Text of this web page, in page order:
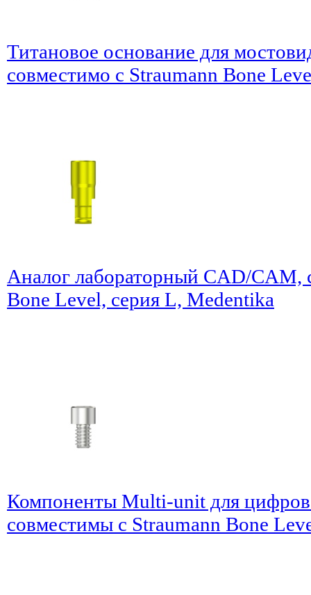
Титановое основание для
совместимо с Straumann Bone
Аналог лабораторный CAD/CAM,
Bone Level, серия L, Medentika
Компоненты Multi-unit для
совместимы с Straumann Bone